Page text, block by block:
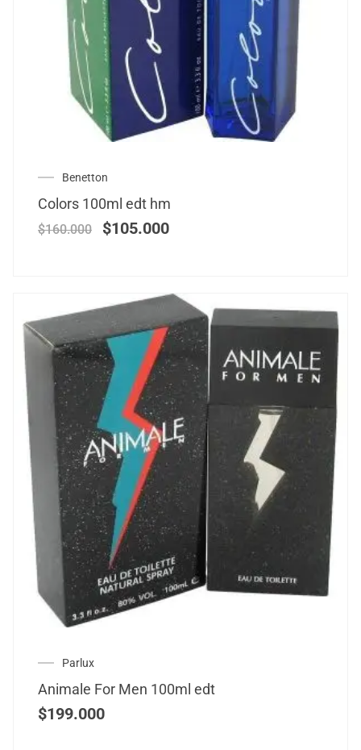
Benetton
Colors 100ml edt hm
$160.000 $105.000
Parlux
Animale For Men 100ml edt
$199.000